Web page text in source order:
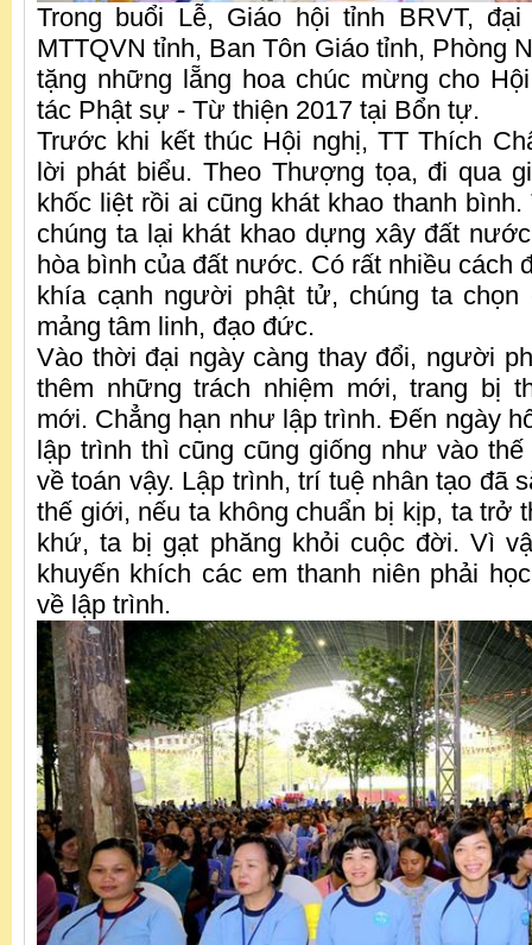
Trong buổi Lễ, Giáo hội tỉnh BRVT,
MTTQVN tỉnh, Ban Tôn Giáo tỉnh, Phòng
tặng những lẵng hoa chúc mừng cho
tác Phật sự - Từ thiện 2017 tại Bổn tự.
Trước khi kết thúc Hội nghị, TT Thích
lời phát biểu. Theo Thượng tọa, đi qua
khốc liệt rồi ai cũng khát khao thanh
chúng ta lại khát khao dựng xây đất
hòa bình của đất nước. Có rất nhiều cách
khía cạnh người phật tử, chúng ta chọn
mảng tâm linh, đạo đức.
Vào thời đại ngày càng thay đổi, người
thêm những trách nhiệm mới, trang bị
mới. Chẳng hạn như lập trình. Đến ngày
lập trình thì cũng cũng giống như vào
về toán vậy. Lập trình, trí tuệ nhân tạo đã
thế giới, nếu ta không chuẩn bị kịp, ta trở
khứ, ta bị gạt phăng khỏi cuộc đời. Vì
khuyến khích các em thanh niên phải
về lập trình.